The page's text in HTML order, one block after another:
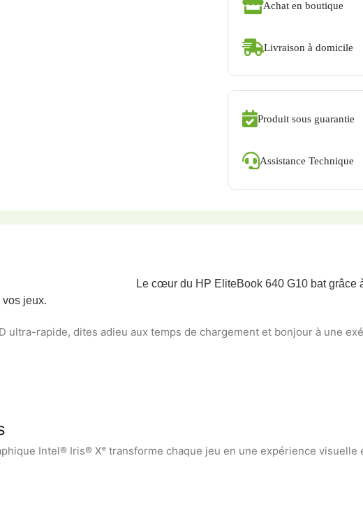
Achat en boutique
Livraison à domicile
Produit sous guarantie
Assistance Technique
Le cœur du HP EliteBook 640 G10 bat
jeux.
ultra-rapide, dites adieu aux temps de chargement et bonjour à une
Intel® Iris® Xᵉ transforme chaque jeu en une expérience